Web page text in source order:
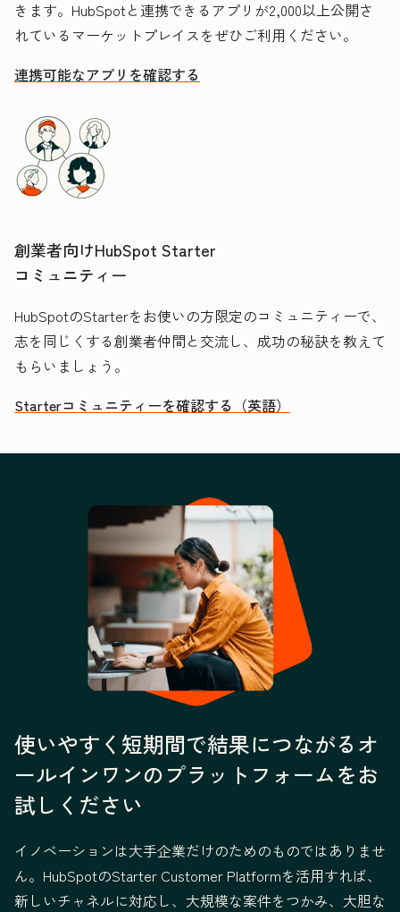
きます。HubSpotと連携できるアプリが2,000以上公開さ
れているマーケットプレイスをぜひご利用ください。
連携可能なアプリを確認する
創業者向けHubSpot Starter
コミュニティー
HubSpotのStarterをお使いの方限定のコミュニティーで、
志を同じくする創業者仲間と交流し、成功の秘訣を教えて
もらいましょう。
Starterコミュニティーを確認する（英語）
使いやすく短期間で結果につながるオ
ールインワンのプラットフォームをお
試しください
イノベーションは大手企業だけのためのものではありませ
ん。HubSpotのStarter Customer Platformを活用すれば、
新しいチャネルに対応し、大規模な案件をつかみ、大胆な